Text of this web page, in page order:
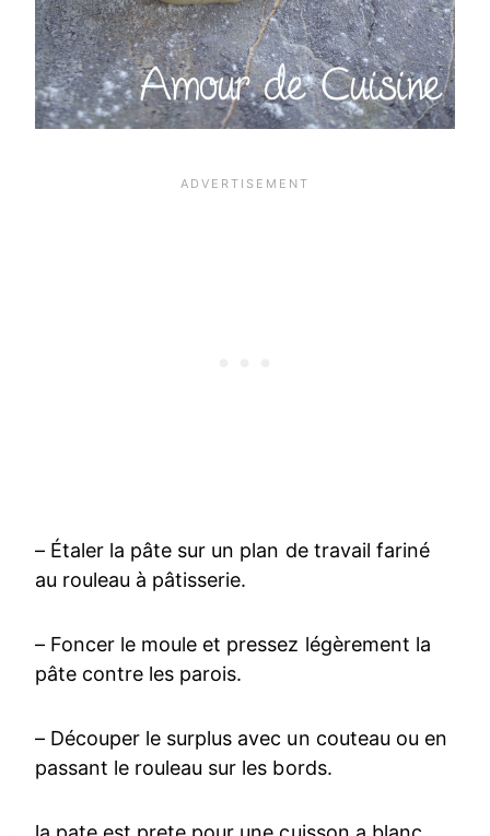
– Étaler la pâte sur un plan de travail fariné
au rouleau à pâtisserie.
– Foncer le moule et pressez légèrement la
pâte contre les parois.
– Découper le surplus avec un couteau ou en
passant le rouleau sur les bords.